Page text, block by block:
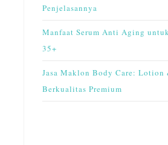
Penjelasannya
Manfaat Serum Anti Aging
35+
Jasa Maklon Body Care: Lotion
Berkualitas Premium